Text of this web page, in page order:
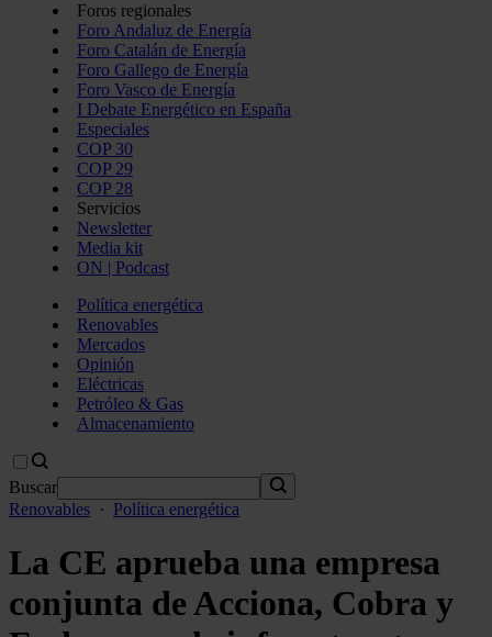
Foros regionales
Foro Andaluz de Energía
Foro Catalán de Energía
Foro Gallego de Energía
Foro Vasco de Energía
I Debate Energético en España
Especiales
COP 30
COP 29
COP 28
Servicios
Newsletter
Media kit
ON | Podcast
Política energética
Renovables
Mercados
Opinión
Eléctricas
Petróleo & Gas
Almacenamiento
Buscar
Renovables · Política energética
La CE aprueba una empresa
conjunta de Acciona, Cobra y